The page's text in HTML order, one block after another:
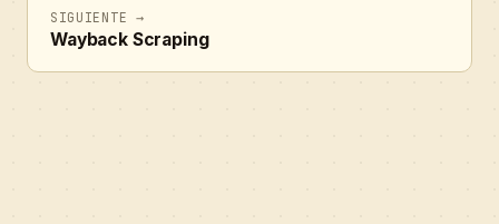
SIGUIENTE →
Wayback Scraping